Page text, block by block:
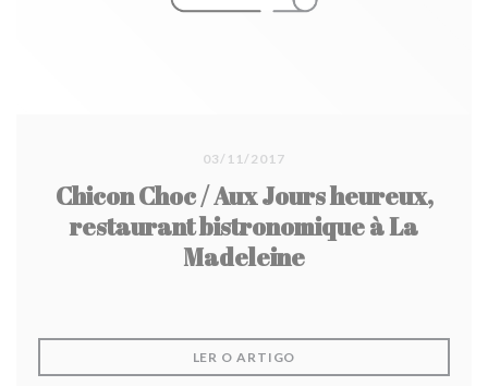
03/11/2017
Chicon Choc / Aux Jours heureux,
restaurant bistronomique à La
Madeleine
LER O ARTIGO